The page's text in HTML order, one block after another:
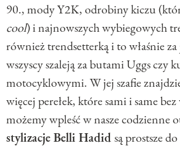
90., mody Y2K, odrobiny kiczu
cool) i najnowszych wybiegowych
również trendsetterką i to właśnie za
wszyscy szaleją za butami Uggs czy
motocyklowymi. W jej szafie
więcej perełek, które sami i same
możemy wpleść w nasze codzienne
stylizacje Belli Hadidsą prostsze